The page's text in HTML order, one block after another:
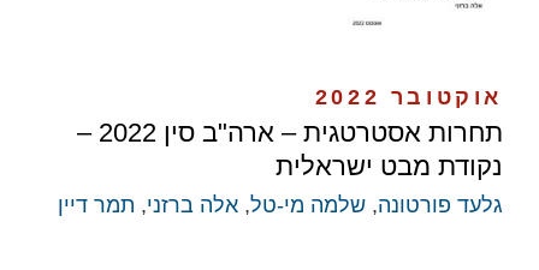
אוקטובר 2022
תחרות אסטרטגית – ארה"ב סין 2022 –
נקודת מבט ישראלית
גלעד פורטונה, שלמה מי-טל, אלה ברזני, תמר דיין